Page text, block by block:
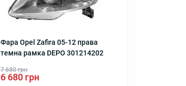
Фара Opel Zafira 05-12 права
темна рамка DEPO 301214202
7 680 грн
6 680 грн